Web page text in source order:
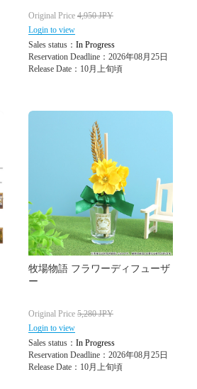
Original Price 4,950JPY
Login to view
Sales status： In Progress
Reservation Deadline：2026年08月25日
Release Date：10月上旬頃
牧場物語 フラワーディフューザ
ー
Original Price 5,280JPY
Login to view
Sales status： In Progress
Reservation Deadline：2026年08月25日
Release Date：10月上旬頃